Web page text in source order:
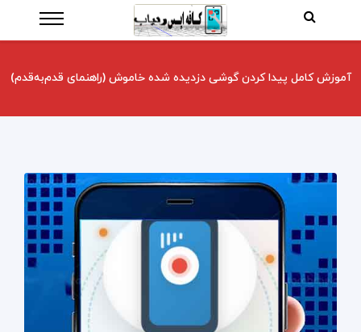
آموزش کامل پیدا کردن گوشی دزدیده شده خاموش (راهنمای قدم‌به‌قدم)